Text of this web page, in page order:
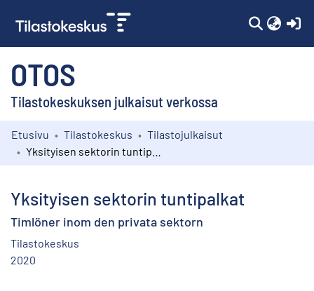
OTOS
Tilastokeskuksen julkaisut verkossa
Kokoelmat
Etusivu Tilastokeskus
Tilastojulkaisut
Yksityisen sektorin tuntipalkat
Timlöner inom den privata sektorn
Tilastokeskus
2020